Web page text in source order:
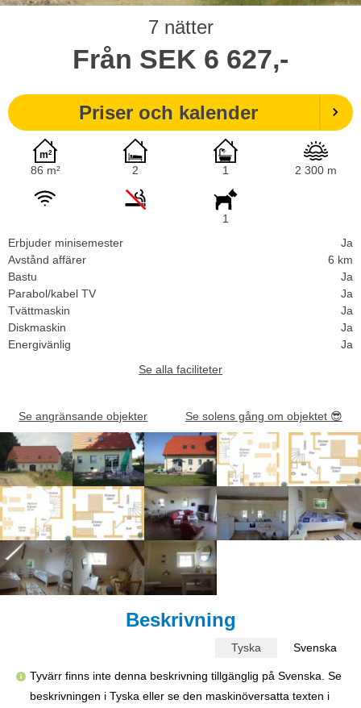
7 nätter
Från SEK 6 627,-
Priser och kalender
86 m² 2 1 2 300 m
1
Erbjuder minisemester
Ja
Avstånd affärer
6 km
Bastu
Ja
Parabol/kabel TV
Ja
Tvättmaskin
Ja
Diskmaskin
Ja
Energivänlig
Ja
Se alla faciliteter
Se angränsande objekter Se solens gång om objektet 😎
Beskrivning
Tyska Svenska
Tyvärr finns inte denna beskrivning tillgänglig på Svenska. Se
beskrivningen i Tyska eller se den maskinöversatta texten i